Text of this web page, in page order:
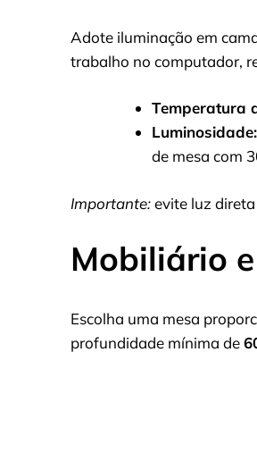
Adote iluminação em
trabalho no computador,
Temperatura
Luminosidade:
de mesa com
Importante:evite luz
Mobiliário
Escolha uma mesa
profundidade mínima de